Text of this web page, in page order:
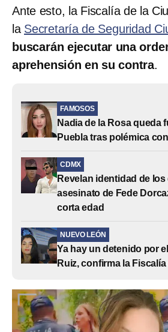
Ante esto, la Fiscalía de la
la Secretaría de Seguridad
buscarán ejecutar una
aprehensión en su contra.
FAMOSOS
Nadia de la Rosa queda
Puebla tras polémica
CDMX
Revelan identidad de
asesinato de Fede
corta edad
NUEVO LEÓN
Ya hay un detenido por
Ruiz, confirma la